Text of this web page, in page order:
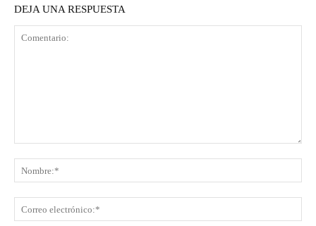
DEJA UNA RESPUESTA